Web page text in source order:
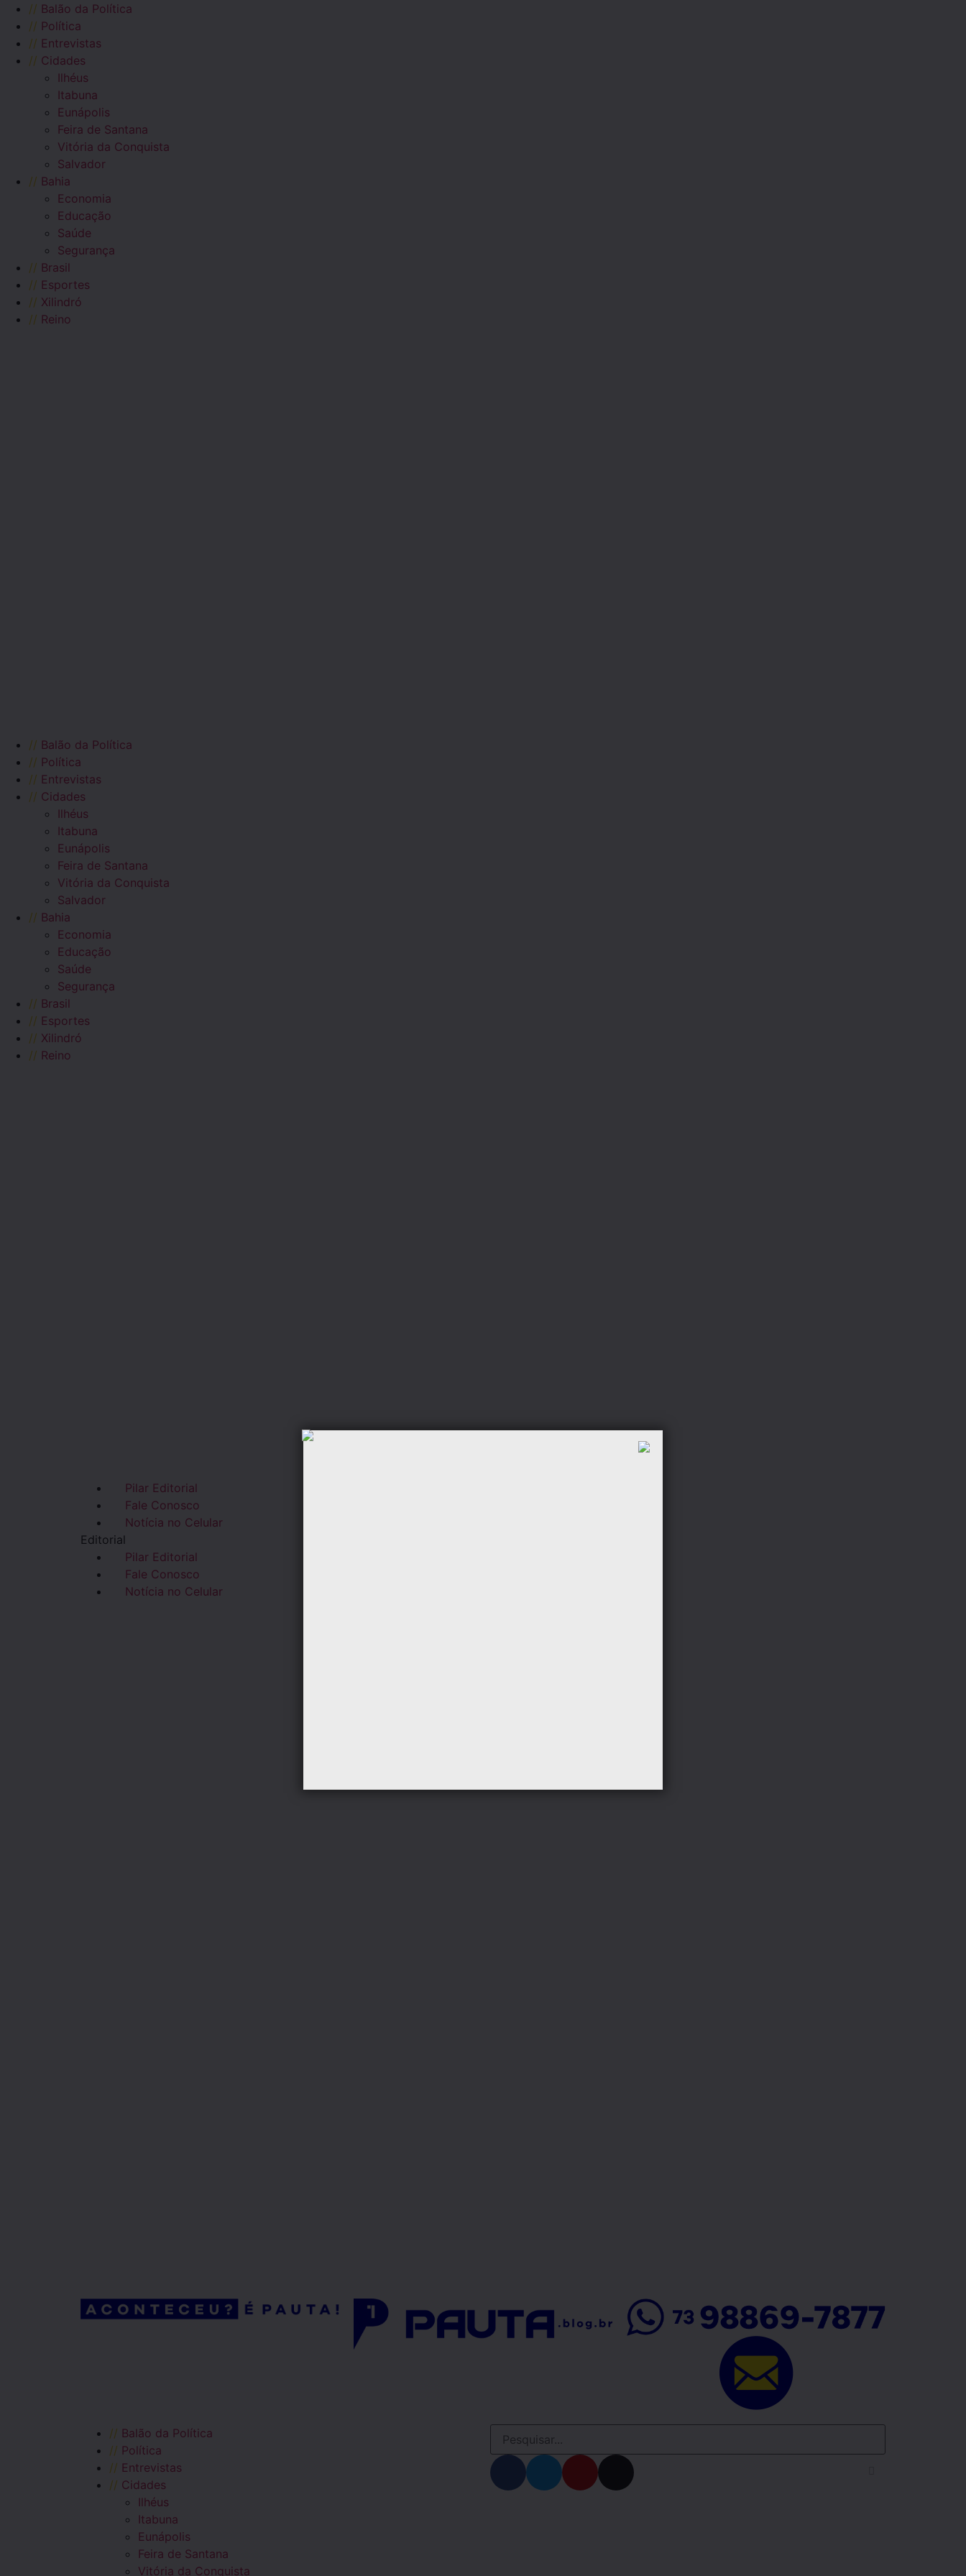
// Balão da Política
// Política
// Entrevistas
// Cidades
Ilhéus
Itabuna
Eunápolis
Feira de Santana
Vitória da Conquista
Salvador
// Bahia
Economia
Educação
Saúde
Segurança
// Brasil
// Esportes
// Xilindró
// Reino
// Balão da Política
// Política
// Entrevistas
// Cidades
Ilhéus
Itabuna
Eunápolis
Feira de Santana
Vitória da Conquista
Salvador
// Bahia
Economia
Educação
Saúde
Segurança
// Brasil
// Esportes
// Xilindró
// Reino
Pilar Editorial
Fale Conosco
Notícia no Celular
Editorial
Pilar Editorial
Fale Conosco
Notícia no Celular
// Balão da Política
// Política
// Entrevistas
// Cidades
Ilhéus
Itabuna
Eunápolis
Feira de Santana
Vitória da Conquista